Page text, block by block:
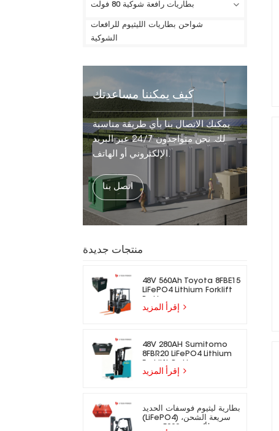
بطاريات رافعة شوكية 80 فولت
شواحن بطاريات الليثيوم للرافعات
الشوكية
كيف يمكننا مساعدتك
يمكنك الاتصال بنا بأي طريقة مناسبة
لك. نحن متواجدون 24/7 عبر البريد
الإلكتروني أو الهاتف.
اتصل بنا
منتجات جديدة
48V 560Ah Toyota 8FBE15
LiFePO4 Lithium Forklift
48V 280AH Sumitomo
8FBR20 LiFePO4 Lithium
بطارية ليثيوم فوسفات الحديد
(LiFePO4) سريعة الشحن،